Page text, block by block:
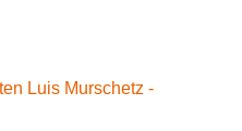
Luis Murschetz -